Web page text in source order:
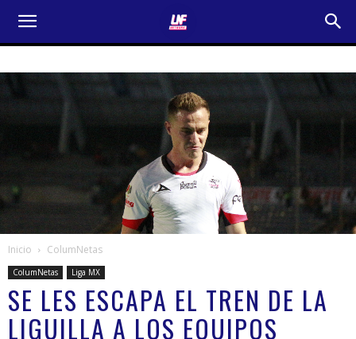
Inicio ColumNetas
ColumNetas Liga MX
SE LES ESCAPA EL TREN DE LA
LIGUILLA A LOS EQUIPOS